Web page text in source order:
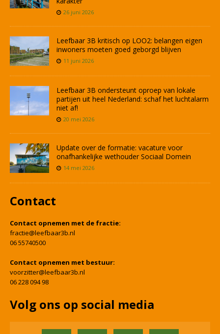
26 juni 2026
Leefbaar 3B kritisch op LOO2: belangen eigen
inwoners moeten goed geborgd blijven
11 juni 2026
Leefbaar 3B ondersteunt oproep van lokale
partijen uit heel Nederland: schaf het luchtalarm
niet af!
20 mei 2026
Update over de formatie: vacature voor
onafhankelijke wethouder Sociaal Domein
14 mei 2026
Contact
Contact opnemen met de fractie:
fractie@leefbaar3b.nl
06 55740500
Contact opnemen met bestuur:
voorzitter@leefbaar3b.nl
06 228 094 98
Volg ons op social media